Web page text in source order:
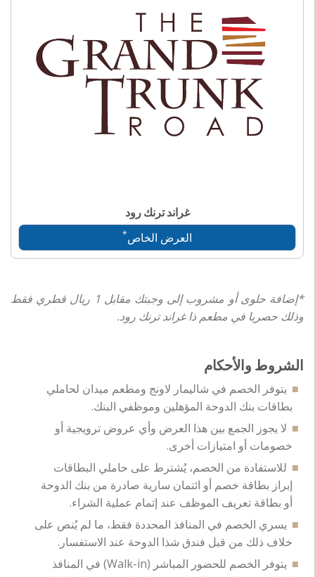
غراند ترنك رود
العرض الخاص*
*إضافة حلوى أو مشروب إلى وجبتك مقابل 1 ريال قطري فقط
وذلك حصريا في مطعم ذا غراند ترنك رود.
الشروط والأحكام
يتوفر الخصم في شاليمار لاونج ومطعم ميدان لحاملي
بطاقات بنك الدوحة المؤهلين وموظفي البنك.
لا يجوز الجمع بين هذا العرض وأي عروض ترويجية أو
خصومات أو امتيازات أخرى.
للاستفادة من الخصم، يُشترط على حاملي البطاقات
إبراز بطاقة خصم أو ائتمان سارية صادرة من بنك الدوحة
أو بطاقة تعريف الموظف عند إتمام عملية الشراء.
يسري الخصم في المنافذ المحددة فقط، ما لم يُنص على
خلاف ذلك من قبل فندق شذا الدوحة عند الاستفسار.
يتوفر الخصم للحضور المباشر (Walk-in) في المنافذ